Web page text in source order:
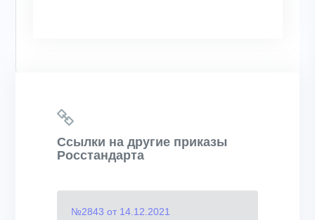
Ссылки на другие приказы
Росстандарта
№2843 от 14.12.2021